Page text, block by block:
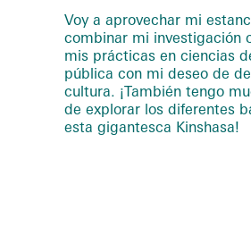
Voy a aprovechar mi
combinar mi investigación
mis prácticas en ciencias
pública con mi deseo de
cultura. ¡También tengo
de explorar los diferentes
esta gigantesca Kinshasa!